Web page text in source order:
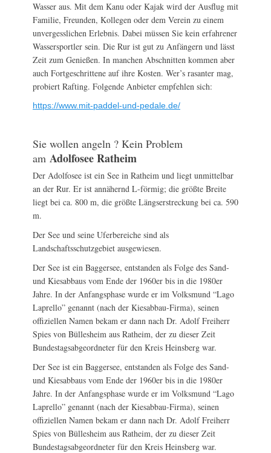
Wasser aus. Mit dem Kanu oder Kajak wird der Ausflug mit
Familie, Freunden, Kollegen oder dem Verein zu einem
unvergesslichen Erlebnis. Dabei müssen Sie kein erfahrener
Wassersportler sein. Die Rur ist gut zu Anfängern und lässt
Zeit zum Genießen. In manchen Abschnitten kommen aber
auch Fortgeschrittene auf ihre Kosten. Wer’s rasanter mag,
probiert Rafting. Folgende Anbieter empfehlen sich:
https://www.mit-paddel-und-pedale.de/
Sie wollen angeln ? Kein Problem
am Adolfosee Ratheim
Der Adolfosee ist ein See in Ratheim und liegt unmittelbar
an der Rur. Er ist annähernd L-förmig; die größte Breite
liegt bei ca. 800 m, die größte Längserstreckung bei ca. 590
m.
Der See und seine Uferbereiche sind als
Landschaftsschutzgebiet ausgewiesen.
Der See ist ein Baggersee, entstanden als Folge des Sand-
und Kiesabbaus vom Ende der 1960er bis in die 1980er
Jahre. In der Anfangsphase wurde er im Volksmund “Lago
Laprello” genannt (nach der Kiesabbau-Firma), seinen
offiziellen Namen bekam er dann nach Dr. Adolf Freiherr
Spies von Büllesheim aus Ratheim, der zu dieser Zeit
Bundestagsabgeordneter für den Kreis Heinsberg war.
Der See ist ein Baggersee, entstanden als Folge des Sand-
und Kiesabbaus vom Ende der 1960er bis in die 1980er
Jahre. In der Anfangsphase wurde er im Volksmund “Lago
Laprello” genannt (nach der Kiesabbau-Firma), seinen
offiziellen Namen bekam er dann nach Dr. Adolf Freiherr
Spies von Büllesheim aus Ratheim, der zu dieser Zeit
Bundestagsabgeordneter für den Kreis Heinsberg war.